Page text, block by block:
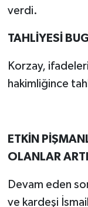
verdi.
TAHLİYESİ
Korzay,
hakimliğince
ETKİN
OLANLAR
Devam eden
ve kardeşi